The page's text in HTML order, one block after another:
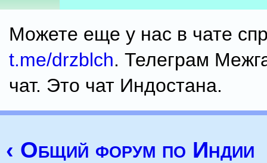
Можете еще у нас в чате
t.me/drzblch. Телеграм
чат. Это чат Индостана.
‹ Общий форум по Индии